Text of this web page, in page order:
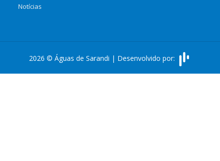
Notícias
2026 © Águas de Sarandi | Desenvolvido por: